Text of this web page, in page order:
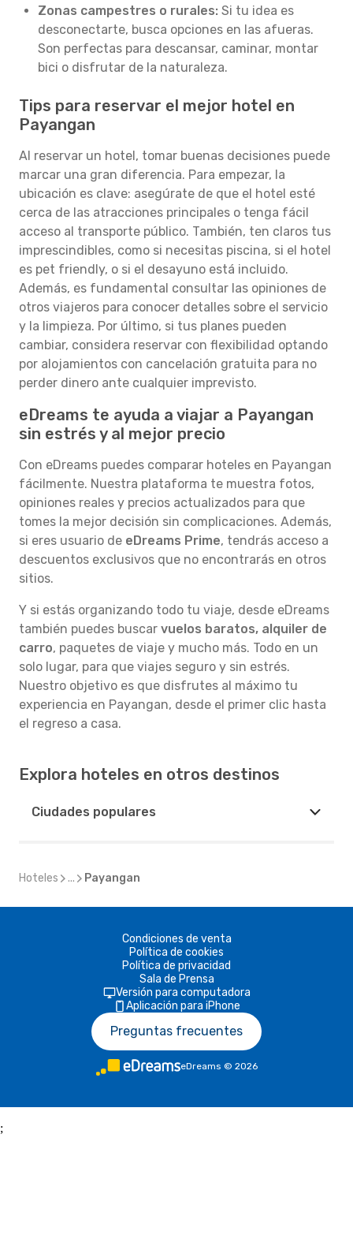
Zonas campestres o rurales: Si tu idea es
desconectarte, busca opciones en las afueras.
Son perfectas para descansar, caminar, montar
bici o disfrutar de la naturaleza.
Tips para reservar el mejor hotel en
Payangan
Al reservar un hotel, tomar buenas decisiones puede
marcar una gran diferencia. Para empezar, la
ubicación es clave: asegúrate de que el hotel esté
cerca de las atracciones principales o tenga fácil
acceso al transporte público. También, ten claros tus
imprescindibles, como si necesitas piscina, si el hotel
es pet friendly, o si el desayuno está incluido.
Además, es fundamental consultar las opiniones de
otros viajeros para conocer detalles sobre el servicio
y la limpieza. Por último, si tus planes pueden
cambiar, considera reservar con flexibilidad optando
por alojamientos con cancelación gratuita para no
perder dinero ante cualquier imprevisto.
eDreams te ayuda a viajar a Payangan
sin estrés y al mejor precio
Con eDreams puedes comparar hoteles en Payangan
fácilmente. Nuestra plataforma te muestra fotos,
opiniones reales y precios actualizados para que
tomes la mejor decisión sin complicaciones. Además,
si eres usuario de eDreams Prime, tendrás acceso a
descuentos exclusivos que no encontrarás en otros
sitios.
Y si estás organizando todo tu viaje, desde eDreams
también puedes buscar vuelos baratos, alquiler de
carro, paquetes de viaje y mucho más. Todo en un
solo lugar, para que viajes seguro y sin estrés.
Nuestro objetivo es que disfrutes al máximo tu
experiencia en Payangan, desde el primer clic hasta
el regreso a casa.
Explora hoteles en otros destinos
Ciudades populares
Hoteles ... Payangan
Condiciones de venta
Política de cookies
Política de privacidad
Sala de Prensa
Versión para computadora
Aplicación para iPhone
Preguntas frecuentes
eDreams © 2026
;